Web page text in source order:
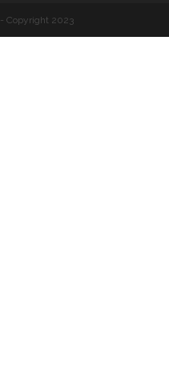
- Copyright 2023